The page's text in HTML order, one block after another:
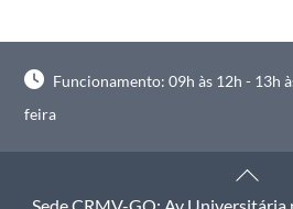
Funcionamento: 09h às 12h - 13h
feira
Back
To